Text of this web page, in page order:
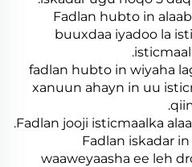
2. Fadlan hubto in
buuxdaa iyadoo la
3. fadlan hubto in wiyaha
xanuun ahayn in uu
5. Fadlan iskadar
waaweyaasha ee leh